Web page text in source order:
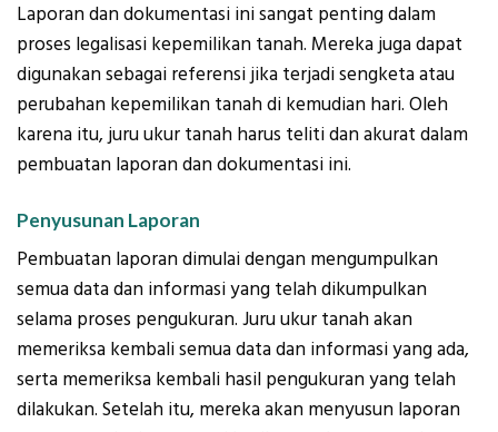
Laporan dan dokumentasi ini sangat penting dalam
proses legalisasi kepemilikan tanah. Mereka juga dapat
digunakan sebagai referensi jika terjadi sengketa atau
perubahan kepemilikan tanah di kemudian hari. Oleh
karena itu, juru ukur tanah harus teliti dan akurat dalam
pembuatan laporan dan dokumentasi ini.
Penyusunan Laporan
Pembuatan laporan dimulai dengan mengumpulkan
semua data dan informasi yang telah dikumpulkan
selama proses pengukuran. Juru ukur tanah akan
memeriksa kembali semua data dan informasi yang ada,
serta memeriksa kembali hasil pengukuran yang telah
dilakukan. Setelah itu, mereka akan menyusun laporan